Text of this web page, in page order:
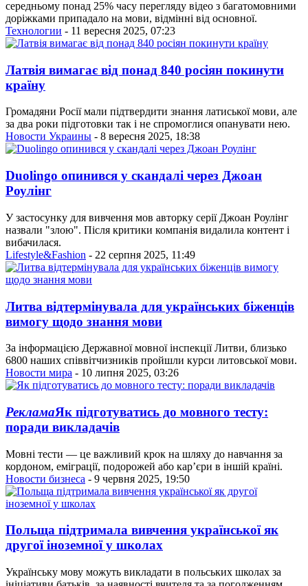
середньому понад 25% часу перегляду відео з багатомовними
доріжками припадало на мови, відмінні від основної.
Технологии - 11 вересня 2025, 07:23
Латвія вимагає від понад 840 росіян покинути
країну
Громадяни Росії мали підтвердити знання латиської мови, але
за два роки підготовки так і не спромоглися опанувати нею.
Новости Украины - 8 вересня 2025, 18:38
Duolingo опинився у скандалі через Джоан
Роулінг
У застосунку для вивчення мов авторку серії Джоан Роулінг
назвали "злою". Після критики компанія видалила контент і
вибачилася.
Lifestyle&Fashion - 22 серпня 2025, 11:49
Литва відтермінувала для українських біженців
вимогу щодо знання мови
За інформацією Державної мовної інспекції Литви, близько
6800 наших співвітчизників пройшли курси литовської мови.
Новости мира - 10 липня 2025, 03:26
РекламаЯк підготуватись до мовного тесту:
поради викладачів
Мовні тести — це важливий крок на шляху до навчання за
кордоном, еміграції, подорожей або кар’єри в іншій країні.
Новости бизнеса - 9 червня 2025, 19:50
Польща підтримала вивчення української як
другої іноземної у школах
Українську мову можуть викладати в польських школах за